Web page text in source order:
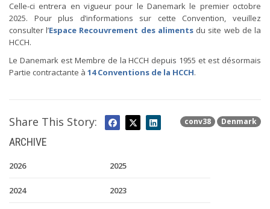
Celle-ci entrera en vigueur pour le Danemark le premier octobre
2025. Pour plus d’informations sur cette Convention, veuillez
consulter l’Espace Recouvrement des alimentsdu site web de la
HCCH.
Le Danemark est Membre de la HCCH depuis 1955 et est désormais
Partie contractante à 14 Conventions de la HCCH.
conv38 Denmark
Share This Story:
ARCHIVE
2026 2025
2024 2023